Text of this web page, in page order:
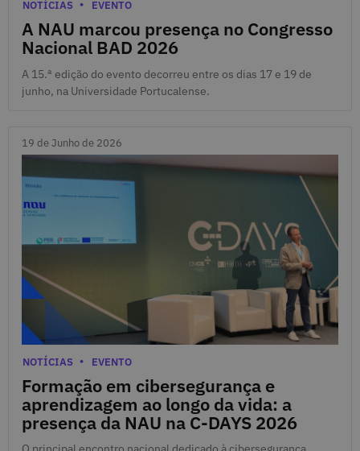
A NAU marcou presença no Congresso
Nacional BAD 2026
22 de Junho de 2026
Categorias
NOTÍCIAS EVENTO
A 15.ª edição do evento decorreu entre os dias 17 e 19 de
junho, na Universidade Portucalense.
19 de Junho de 2026
Formação em cibersegurança e
aprendizagem ao longo da vida: a
presença da NAU na C-DAYS 2026
19 de Junho de 2026
Categorias
NOTÍCIAS EVENTO